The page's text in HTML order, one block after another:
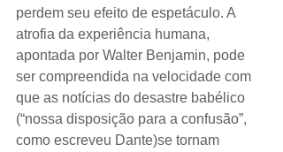
perdem seu efeito de espetáculo. A
atrofia da experiência humana,
apontada por Walter Benjamin, pode
ser compreendida na velocidade com
que as notícias do desastre babélico
(“nossa disposição para a confusão”,
como escreveu Dante)se tornam